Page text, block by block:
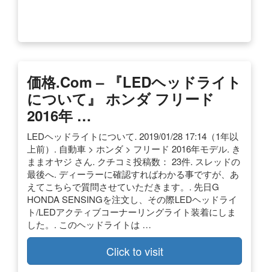
価格.com – 『LEDヘッドライト
について』 ホンダ フリード
2016年 …
LEDヘッドライトについて. 2019/01/28 17:14（1年以
上前）. 自動車 > ホンダ > フリード 2016年モデル. き
ままオヤジ さん. クチコミ投稿数： 23件. スレッドの
最後へ. ディーラーに確認すればわかる事ですが、あ
えてこちらで質問させていただきます。. 先日G
HONDA SENSINGを注文し、その際LEDヘッドライ
ト/LEDアクティブコーナーリングライト装着にしま
した。. このヘッドライトは …
Click to visit